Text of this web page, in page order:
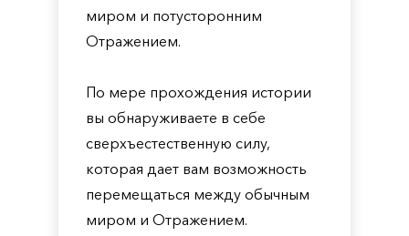
миром и потусторонним
Отражением.
По мере прохождения истории
вы обнаруживаете в себе
сверхъестественную силу,
которая дает вам возможность
перемещаться между обычным
миром и Отражением.